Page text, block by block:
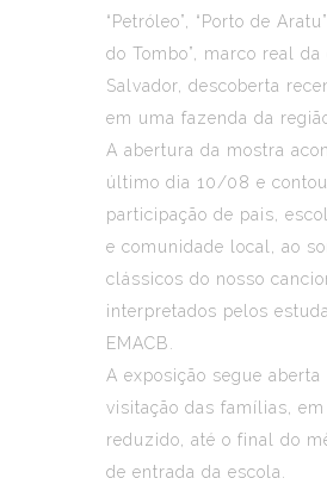
“Petróleo”, “Porto de
do Tombo”, marco real da
Salvador, descoberta
em uma fazenda da
A abertura da mostra
último dia 10/08 e
participação de pais,
e comunidade local, ao
clássicos do nosso
interpretados pelos
EMACB.
A exposição segue aberta
visitação das famílias,
reduzido, até o final do
de entrada da escola.